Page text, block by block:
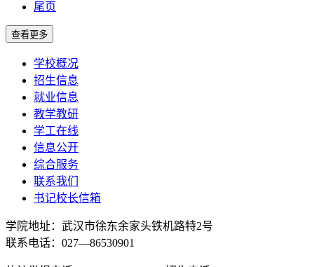
尾页
学校概况
招生信息
就业信息
教学教研
学工在线
信息公开
综合服务
联系我们
书记校长信箱
学院地址： 武汉市徐东余家头铁机路特2号
联系电话：027—86530901